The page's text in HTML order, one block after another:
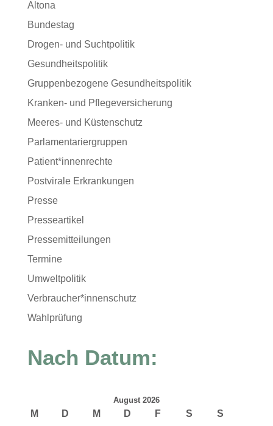
Altona
Bundestag
Drogen- und Suchtpolitik
Gesundheitspolitik
Gruppenbezogene Gesundheitspolitik
Kranken- und Pflegeversicherung
Meeres- und Küstenschutz
Parlamentariergruppen
Patient*innenrechte
Postvirale Erkrankungen
Presse
Presseartikel
Pressemitteilungen
Termine
Umweltpolitik
Verbraucher*innenschutz
Wahlprüfung
Nach Datum:
August 2026
M D M D F S
S